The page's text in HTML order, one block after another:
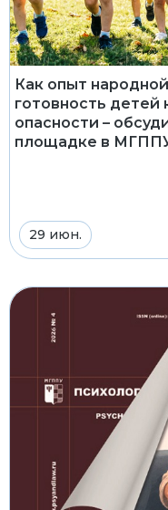
Как опыт
готовность детей
опасности –
площадке в
29 июн.